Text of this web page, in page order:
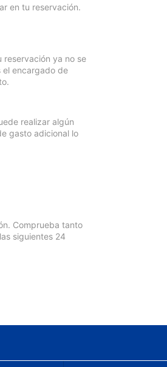
en tu reservación.
reservación ya no se
el encargado de
realizar algún
gasto adicional lo
Comprueba tanto
siguientes 24